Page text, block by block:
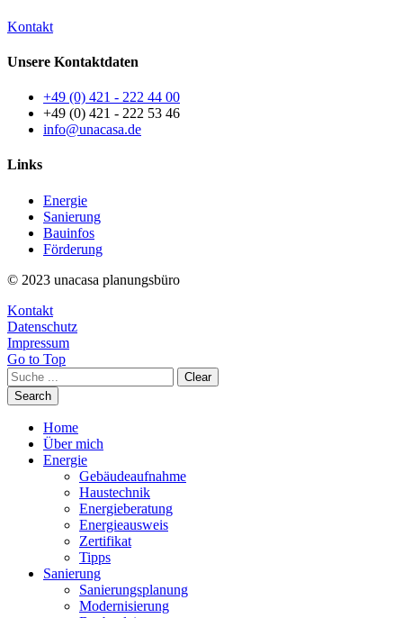
Kontakt
Unsere Kontaktdaten
+49 (0) 421 - 222 44 00
+49 (0) 421 - 222 53 46
info@unacasa.de
Links
Energie
Sanierung
Bauinfos
Förderung
© 2023 unacasa planungsbüro
Kontakt
Datenschutz
Impressum
Go to Top
Clear
Search
Home
Über mich
Energie
Gebäudeaufnahme
Haustechnik
Energieberatung
Energieausweis
Zertifikat
Tipps
Sanierung
Sanierungsplanung
Modernisierung